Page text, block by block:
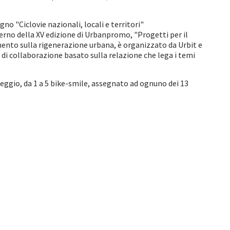
"Ciclovie nazionali, locali e territori"
della XV edizione di Urbanpromo, "Progetti per il
sulla rigenerazione urbana, è organizzato da Urbit e
collaborazione basato sulla relazione che lega i temi
da 1 a 5 bike-smile, assegnato ad ognuno dei 13